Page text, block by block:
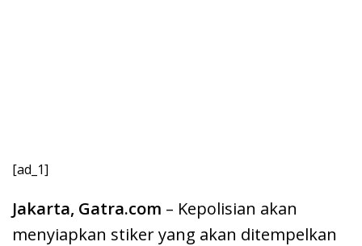
[ad_1]
Jakarta, Gatra.com – Kepolisian akan
menyiapkan stiker yang akan ditempelkan